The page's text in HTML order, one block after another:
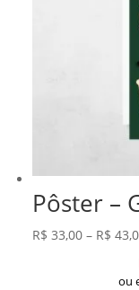
Pôster –
R$ 33,00 – R$
ou